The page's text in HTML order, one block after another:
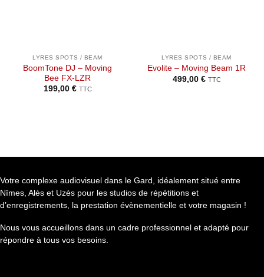
LYRES SPOTS / BEAM
BoomTone DJ – Moving
Bee FX-LZR
199,00 € TTC
LYRES SPOTS / BEAM
Evolite – Moving Beam 1R
499,00 € TTC
Votre complexe audiovisuel dans le Gard, idéalement situé entre
Nîmes, Alès et Uzès pour les studios de répétitions et
d’enregistrements, la prestation évènementielle et votre magasin !
Nous vous accueillons dans un cadre professionnel et adapté pour
répondre à tous vos besoins.